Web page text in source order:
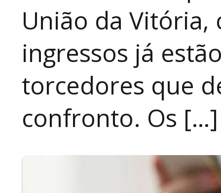
União da Vitória,
ingressos já
torcedores que
confronto. Os […]